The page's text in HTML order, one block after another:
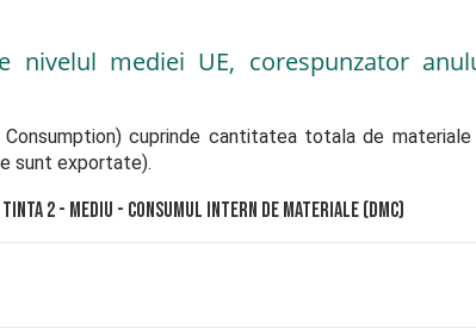
nivelul mediei UE, corespunzator
cuprinde cantitatea totala de
sunt exportate).
Tinta 2 - Mediu - Consumul intern de materiale (DMC)